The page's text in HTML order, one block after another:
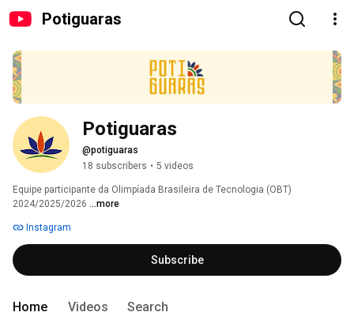
Potiguaras
Potiguaras
@potiguaras
18 subscribers • 5 videos
Equipe participante da Olimpíada Brasileira de Tecnologia (OBT)
2024/2025/2026 ...more
Instagram
Subscribe
Home Videos Search